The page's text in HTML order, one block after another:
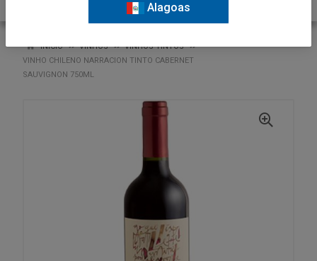
INÍCIO VINHOS
VINHOS TINTOS
VINHO CHILENO NARRACION TINTO CABERNET
SAUVIGNON 750ML
Alagoas